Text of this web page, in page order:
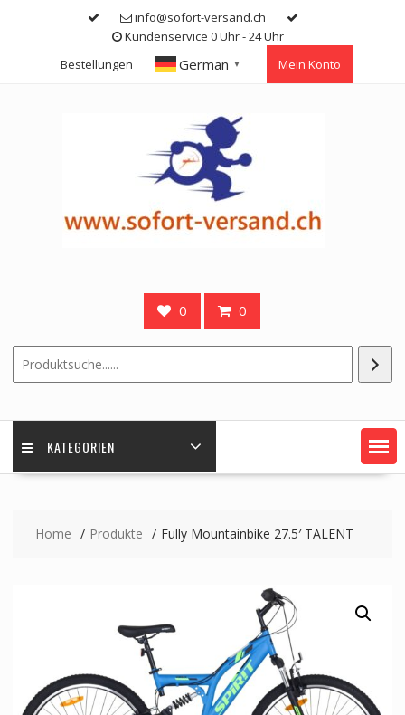
info@sofort-versand.ch
Kundenservice 0 Uhr - 24 Uhr
Bestellungen
German ▼ Mein Konto
0 0
KATEGORIEN
Home Produkte Fully Mountainbike 27.5′ TALENT